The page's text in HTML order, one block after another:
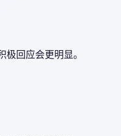
回应会更明显。